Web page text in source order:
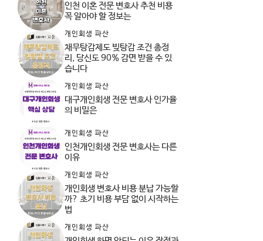
인천 이혼 전문 변호사 추천 비용
꼭 알아야 할 정보는
개인회생 파산
채무탕감제도 빚탕감 조건 총정
리, 당신도 90% 감면 받을 수 있
습니다
개인회생 파산
대구개인회생 전문 변호사 인가율
의 비밀은
개인회생 파산
인천개인회생 전문 변호사는 다른
이유
개인회생 파산
개인회생 변호사 비용 분납 가능할
까? 초기 비용 부담 없이 시작하는
법
개인회생 파산